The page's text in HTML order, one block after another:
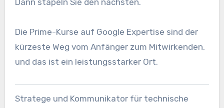
Dann stapeln Sie den nächsten.
Die Prime-Kurse auf Google Expertise sind der
kürzeste Weg vom Anfänger zum Mitwirkenden,
und das ist ein leistungsstarker Ort.
Stratege und Kommunikator für technische